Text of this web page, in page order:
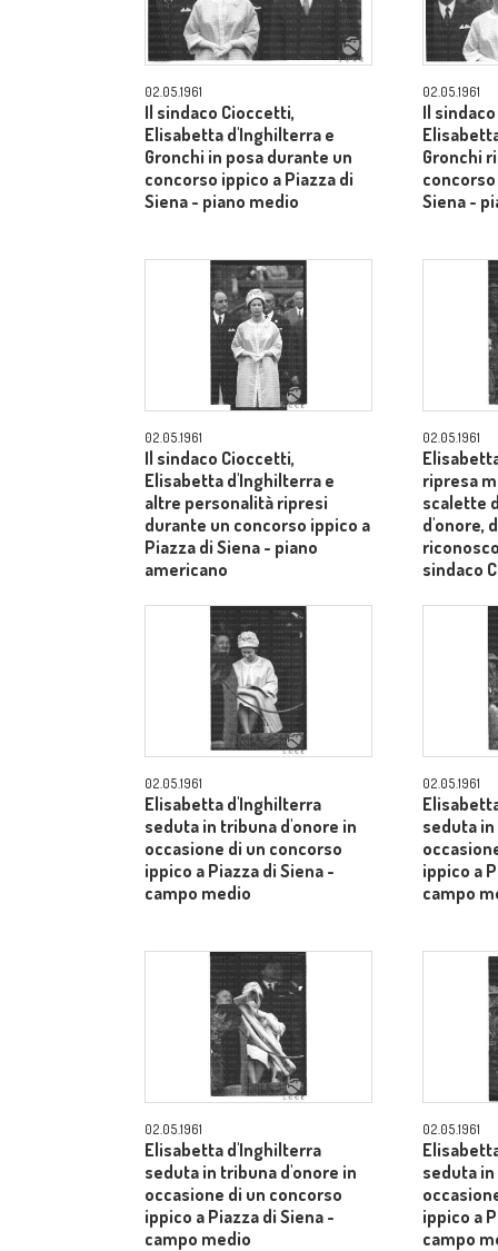
02.05.1961
Il sindaco Cioccetti,
Elisabetta d'Inghilterra e
Gronchi in posa durante un
concorso ippico a Piazza di
Siena - piano medio
02.05.1961
Il
Gronchi
Siena -
02.05.1961
Il sindaco Cioccetti,
Elisabetta d'Inghilterra e
altre personalità ripresi
durante un concorso ippico a
Piazza di Siena - piano
americano
02.05.1961
ripresa
scalette
d'onore,
sindaco
02.05.1961
Elisabetta d'Inghilterra
seduta in tribuna d'onore in
occasione di un concorso
ippico a Piazza di Siena -
campo medio
02.05.1961
seduta
ippico a
campo
02.05.1961
Elisabetta d'Inghilterra
seduta in tribuna d'onore in
occasione di un concorso
ippico a Piazza di Siena -
campo medio
02.05.1961
seduta
ippico a
campo